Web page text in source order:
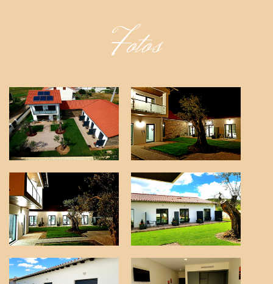
Fotos